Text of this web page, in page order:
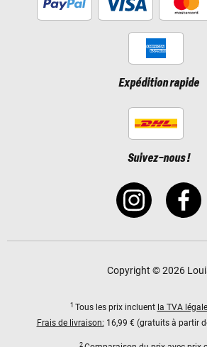
Expédition rapide
Suivez-nous !
Copyright © 2026
1 Tous les prix incluent la TVA légale
Frais de livraison: 16,99 € (gratuits à partir
2